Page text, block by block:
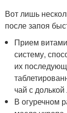
Вот лишь
после запоя
Прием
систему,
их
чай с
В огуречном